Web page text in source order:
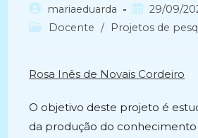
Autor
do
mariaeduarda
Post
publicado:
29/09/
Categoria
Docente / Projetos de
Rosa Inês de Novais Cordeiro
O objetivo deste projeto é
da produção do conhecimento